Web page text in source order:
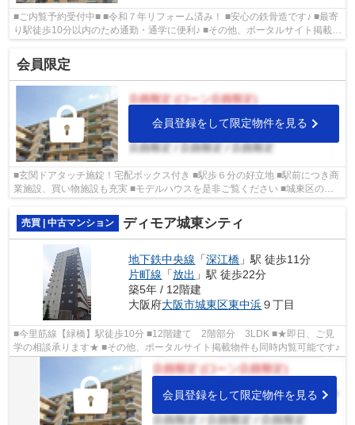
■ご内覧予約受付中■ ■令和７年リフォーム済み！ ■安心の鉄骨造です♪ ■最寄
り駅徒歩10分以内のため通勤・通学に便利♪ ■その他、ポータルサイト掲載物
件も同時内覧可能です♪
会員限定
会員登録をして限定物件を見る
■玄関ドアタッチ施錠！宅配ボックス付き ■駅歩６分の好立地 ■駅前につき商
業施設、買い物施設も充実 ■モデルハウスを是非ご覧ください ■城東区の物
件情報は武和グループまで！
売買 | 中古マンション
ディモア城東シティ
地下鉄中央線 「深江橋 」駅 徒歩11分
片町線 「放出 」駅 徒歩22分
築5年 / 12階建
大阪府大阪市城東区東中浜９丁目
■今里筋線【緑橋】駅徒歩10分 ■12階建て 2階部分 3LDK ■★即日、ご見
学の相談承ります★ ■その他、ポータルサイト掲載物件も同時内覧可能です♪
会員登録をして限定物件を見る